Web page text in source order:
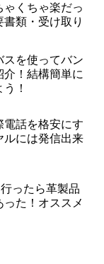
ゃくちゃ楽だっ
類・受け取り
スを使ってバン
介！結構簡単に
！
電話を格安にす
ルには発信出来
ったら革製品
た！オススメ